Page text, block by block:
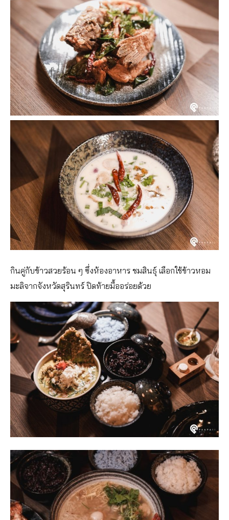
กินคู่กับข้าวสวยร้อน ๆ ซึ่งห้องอาหาร ชมสินธุ์ เลือกใช้ข้าวหอม
มะลิจากจังหวัดสุรินทร์ ปิดท้ายมื้ออร่อยด้วย